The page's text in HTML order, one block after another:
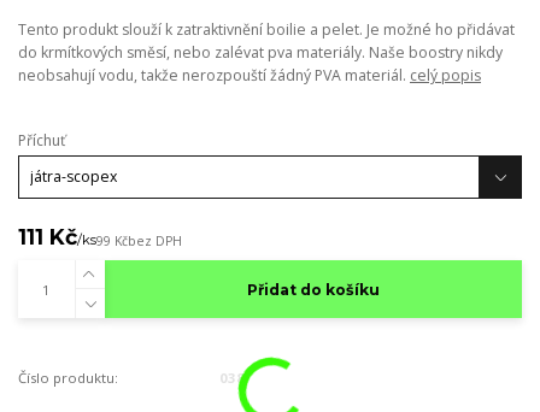
Tento produkt slouží k zatraktivnění boilie a pelet. Je možné ho přidávat
do krmítkových směsí, nebo zalévat pva materiály. Naše boostry nikdy
neobsahují vodu, takže nerozpouští žádný PVA materiál. celý popis
Příchuť
111 Kč/ks99 Kčbez DPH
Přidat do košíku
Číslo produktu: 038